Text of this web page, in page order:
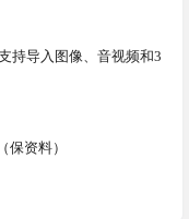
持导入图像、音视频和3
资料）